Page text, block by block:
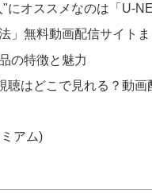
オススメなのは「U-
」無料動画配信サイト
の特徴と魅力
聴はどこで見れる？動
アム)